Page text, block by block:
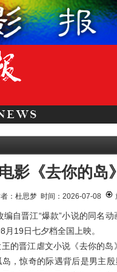
影《去你的岛
：杜思梦 时间：2026-07-08
编自晋江“爆款”小说的同名
19日七夕档全国上映。
的晋江虐文小说《去你的
，惊奇的际遇背后是男主殷